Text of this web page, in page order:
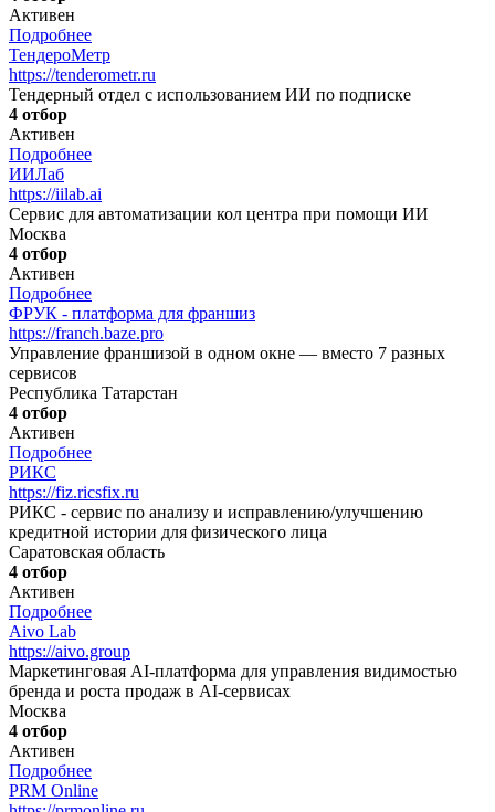
Активен
Подробнее
ТендероМетр
https://tenderometr.ru
Тендерный отдел с использованием ИИ по подписке
4 отбор
Активен
Подробнее
ИИЛаб
https://iilab.ai
Сервис для автоматизации кол центра при помощи ИИ
Москва
4 отбор
Активен
Подробнее
ФРУК - платформа для франшиз
https://franch.baze.pro
Управление франшизой в одном окне — вместо 7 разных
сервисов
Республика Татарстан
4 отбор
Активен
Подробнее
РИКС
https://fiz.ricsfix.ru
РИКС - сервис по анализу и исправлению/улучшению
кредитной истории для физического лица
Саратовская область
4 отбор
Активен
Подробнее
Aivo Lab
https://aivo.group
Маркетинговая AI-платформа для управления видимостью
бренда и роста продаж в AI-сервисах
Москва
4 отбор
Активен
Подробнее
PRM Online